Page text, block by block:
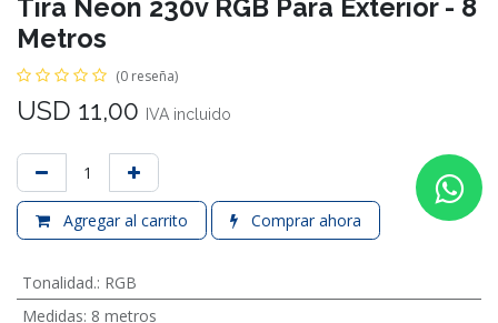
Tira Neon 230v RGB Para Exterior - 8
Metros
(0 reseña)
USD 11,00 IVA incluido
Agregar al carrito Comprar ahora
Tonalidad.: RGB
Medidas: 8 metros